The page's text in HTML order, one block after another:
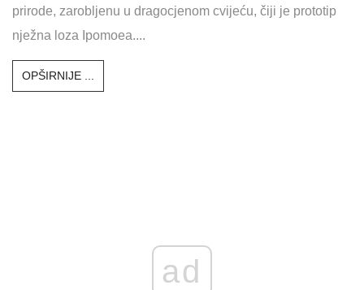
prirode, zarobljenu u dragocjenom cvijeću, čiji je prototip
nježna loza Ipomoea....
OPŠIRNIJE ...
ad